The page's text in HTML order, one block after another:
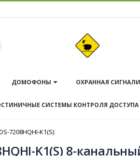
ДОМОФОНЫ ОХРАННАЯ
СИСТЕМЫ КОНТРОЛЯ ДОСТУПА
7208HQHI-K1(S)
K1(S) 8-